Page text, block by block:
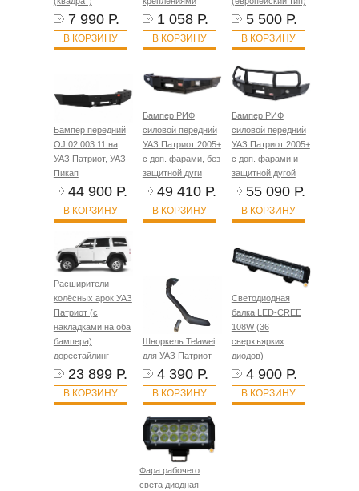
7 990 Р.
В КОРЗИНУ
1 058 Р.
В КОРЗИНУ
5 500 Р.
В КОРЗИНУ
Бампер передний
OJ 02.003.11 на
УАЗ Патриот, УАЗ
Пикап
44 900 Р.
В КОРЗИНУ
Бампер РИФ
силовой передний
УАЗ Патриот 2005+
с доп. фарами, без
защитной дуги
49 410 Р.
В КОРЗИНУ
Бампер РИФ
силовой передний
УАЗ Патриот 2005+
с доп. фарами и
защитной дугой
55 090 Р.
В КОРЗИНУ
Расширители
колёсных арок УАЗ
Патриот (с
накладками на оба
бампера)
дорестайлинг
23 899 Р.
В КОРЗИНУ
Шноркель Telawei
для УАЗ Патриот
4 390 Р.
В КОРЗИНУ
Светодиодная
балка LED-CREE
108W (36
сверхъярких
диодов)
4 900 Р.
В КОРЗИНУ
Фара рабочего
света диодная